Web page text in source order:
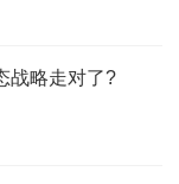
战略走对了?